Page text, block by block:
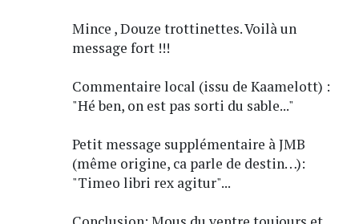
Mince , Douze trottinettes. Voilà un
message fort !!!
Commentaire local (issu de Kaamelott) :
"Hé ben, on est pas sorti du sable..."
Petit message supplémentaire à JMB
(même origine, ca parle de destin…):
"Timeo libri rex agitur"...